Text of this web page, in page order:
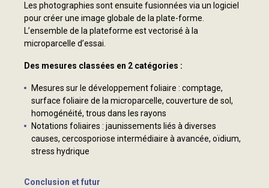
Les photographies sont ensuite fusionnées via un logiciel
pour créer une image globale de la plate-forme.
L’ensemble de la plateforme est vectorisé à la
microparcelle d’essai.
Des mesures classées en 2 catégories :
Mesures sur le développement foliaire : comptage,
surface foliaire de la microparcelle, couverture de sol,
homogénéité, trous dans les rayons
Notations foliaires : jaunissements liés à diverses
causes, cercosporiose intermédiaire à avancée, oïdium,
stress hydrique
Conclusion et futur